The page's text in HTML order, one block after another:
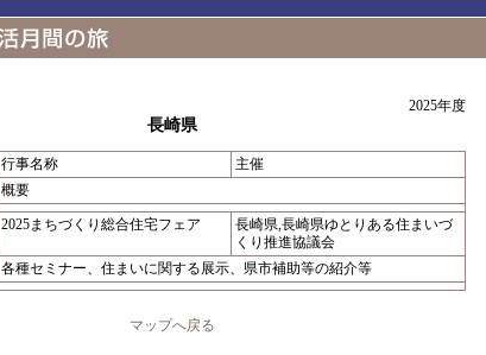
2025年度
長崎県
行事名称
主催
概要
2025まちづくり総合住宅フェア
長崎県,長崎県ゆとりある住まいづ
くり推進協議会
各種セミナー、住まいに関する展示、県市補助等の紹介等
マップへ戻る